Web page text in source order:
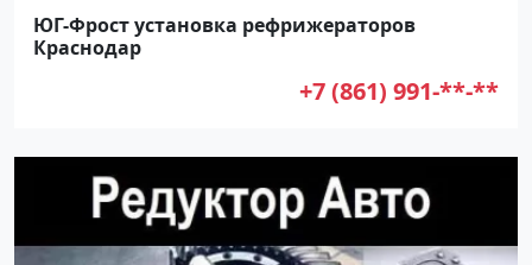
ЮГ-Фрост установка рефрижераторов
Краснодар
+7 (861) 991-**-**